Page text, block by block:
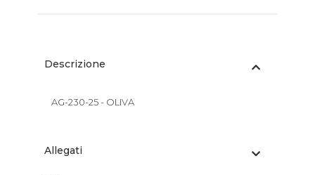
Descrizione
AG-230-25 - OLIVA
Allegati